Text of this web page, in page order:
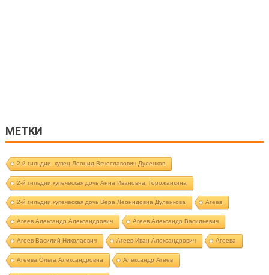
МЕТКИ
2-й гильдии купец Леонид Вячеславович Дуленков
2-й гильдии купеческая дочь Анна Ивановна Горожанкина
2-й гильдии купеческая дочь Вера Леонидовна Дуленкова Агеев
Агеев Александр Александрович Агеев Александр Васильевич
Агеев Василий Николаевич Агеев Иван Александрович Агеева
Агеева Ольга Александровна Александр Агеев